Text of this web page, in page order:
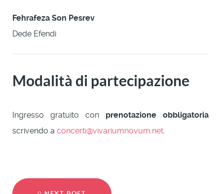
Fehrafeza Son Pesrev
Dede Efendi
Modalità di partecipazione
Ingresso gratuito con prenotazione obbligatoria
scrivendo a concerti@vivariumnovum.net.